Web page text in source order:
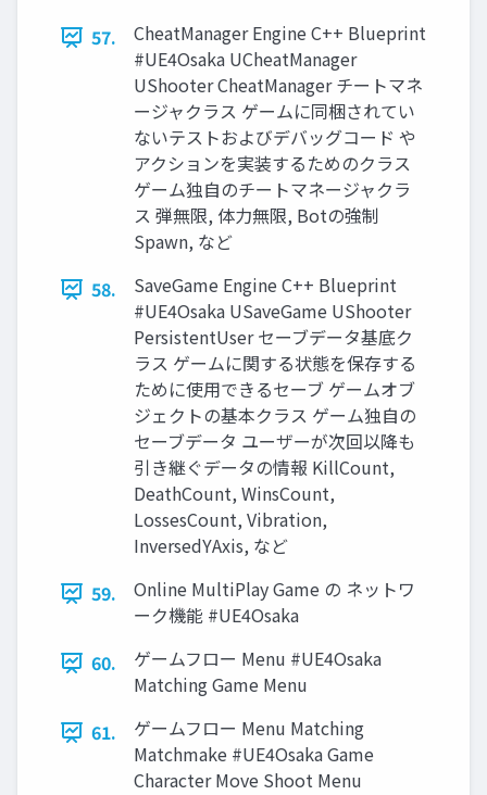
57.
CheatManager Engine C++ Blueprint
#UE4Osaka UCheatManager
UShooter CheatManager チートマネ
ージャクラス ゲームに同梱されてい
ないテストおよびデバッグコード や
アクションを実装するためのクラス
ゲーム独自のチートマネージャクラ
ス 弾無限, 体力無限, Botの強制
Spawn, など
58.
SaveGame Engine C++ Blueprint
#UE4Osaka USaveGame UShooter
PersistentUser セーブデータ基底ク
ラス ゲームに関する状態を保存する
ために使用できるセーブ ゲームオブ
ジェクトの基本クラス ゲーム独自の
セーブデータ ユーザーが次回以降も
引き継ぐデータの情報 KillCount,
DeathCount, WinsCount,
LossesCount, Vibration,
InversedYAxis, など
59.
Online MultiPlay Game の ネットワ
ーク機能 #UE4Osaka
60.
ゲームフロー Menu #UE4Osaka
Matching Game Menu
61.
ゲームフロー Menu Matching
Matchmake #UE4Osaka Game
Character Move Shoot Menu